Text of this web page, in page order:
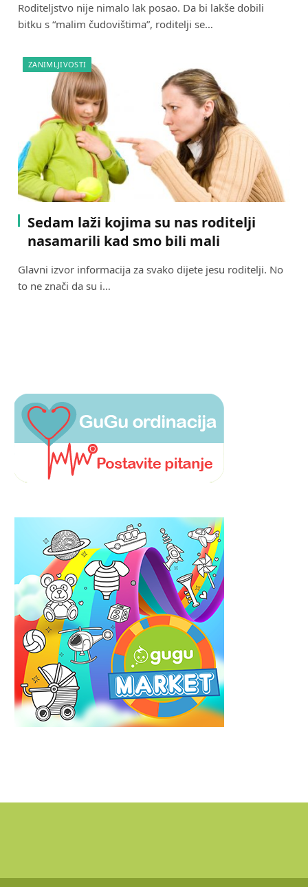
Roditeljstvo nije nimalo lak posao. Da bi lakše dobili
bitku s “malim čudovištima”, roditelji se…
ZANIMLJIVOSTI
Sedam laži kojima su nas roditelji
nasamarili kad smo bili mali
Glavni izvor informacija za svako dijete jesu roditelji. No
to ne znači da su i…